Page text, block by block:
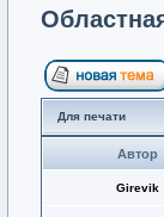
Для печати
Автор
Girevik